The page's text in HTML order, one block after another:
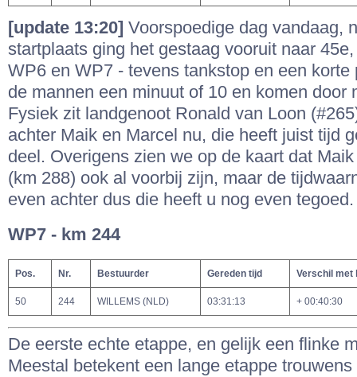
[update 13:20] Voorspoedige dag vandaag,
startplaats ging het gestaag vooruit naar
WP6 en WP7 - tevens tankstop en een korte
de mannen een minuut of 10 en komen door
Fysiek zit landgenoot Ronald van Loon
achter Maik en Marcel nu, die heeft juist tijd
deel. Overigens zien we op de kaart dat
(km 288) ook al voorbij zijn, maar de
even achter dus die heeft u nog even tegoed.
WP7 - km 244
Pos. Nr. Bestuurder Gereden tijd Verschil met
50 244 WILLEMS (NLD) 03:31:13 + 00:40:30
De eerste echte etappe, en gelijk een flinke
Meestal betekent een lange etappe